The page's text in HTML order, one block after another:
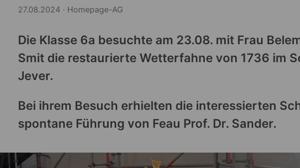
27.08.2024 · Homepage-AG
Die Klasse 6a besuchte am 23.08. mit Frau
Smit die restaurierte Wetterfahne von 1736 im
Jever.
Bei ihrem Besuch erhielten die interessierten
spontane Führung von Feau Prof. Dr. Sander.